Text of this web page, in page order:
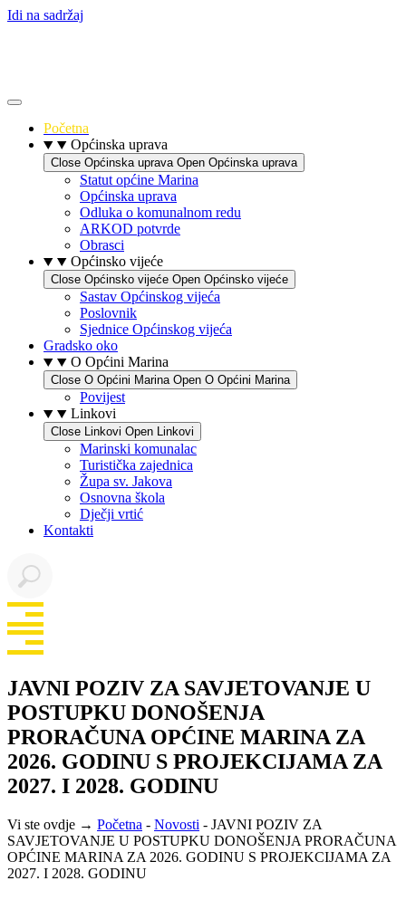
Idi na sadržaj
Početna
Općinska uprava
Close Općinska uprava Open Općinska uprava
Statut općine Marina
Općinska uprava
Odluka o komunalnom redu
ARKOD potvrde
Obrasci
Općinsko vijeće
Close Općinsko vijeće Open Općinsko vijeće
Sastav Općinskog vijeća
Poslovnik
Sjednice Općinskog vijeća
Gradsko oko
O Općini Marina
Close O Općini Marina Open O Općini Marina
Povijest
Linkovi
Close Linkovi Open Linkovi
Marinski komunalac
Turistička zajednica
Župa sv. Jakova
Osnovna škola
Dječji vrtić
Kontakti
JAVNI POZIV ZA SAVJETOVANJE U
POSTUPKU DONOŠENJA
PRORAČUNA OPĆINE MARINA ZA
2026. GODINU S PROJEKCIJAMA ZA
2027. I 2028. GODINU
Vi ste ovdje → Početna - Novosti - JAVNI POZIV ZA
SAVJETOVANJE U POSTUPKU DONOŠENJA PRORAČUNA
OPĆINE MARINA ZA 2026. GODINU S PROJEKCIJAMA ZA
2027. I 2028. GODINU